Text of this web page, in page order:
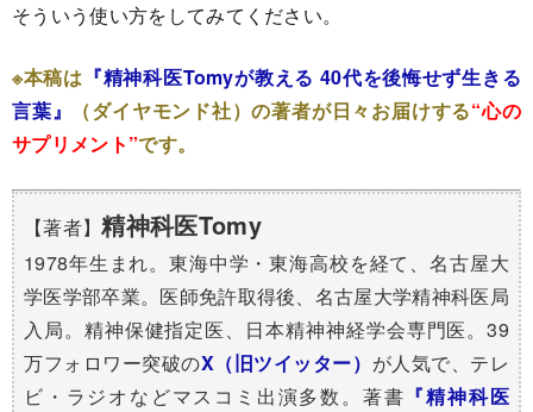
そういう使い方をしてみてください。
※本稿は 『精神科医Tomyが教える 40代を後悔せず生きる
言葉』
（ダイヤモンド社）の著者が日々お届けする“心の
サプリメント”です。
【著者】精神科医Tomy
1978年生まれ。東海中学・東海高校を経て、名古屋大
学医学部卒業。医師免許取得後、名古屋大学精神科医局
入局。精神保健指定医、日本精神神経学会専門医。39
万フォロワー突破のX（旧ツイッター） が人気で、テレ
ビ・ラジオなどマスコミ出演多数。著書 『精神科医